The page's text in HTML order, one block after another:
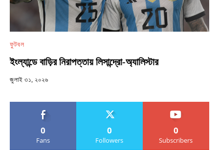
ফুটবল
ইংল্যান্ডে বাড়ির নিরাপত্তায় লিসান্দ্রো-অ্যালিস্টার
জুলাই ৩১, ২০২৬
0
Fans
0
Followers
0
Subscribers